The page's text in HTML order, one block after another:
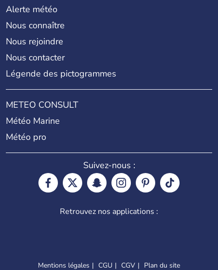
Alerte météo
Nous connaître
Nous rejoindre
Nous contacter
Légende des pictogrammes
METEO CONSULT
Météo Marine
Météo pro
Suivez-nous :
Retrouvez nos applications :
Mentions légales CGU CGV Plan du site